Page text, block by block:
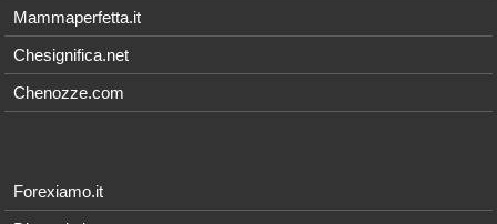
Mammaperfetta.it
Chesignifica.net
Chenozze.com
Forexiamo.it